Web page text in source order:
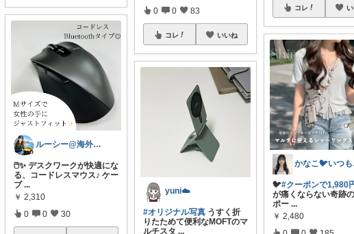
ルーシー@海外コスメとひとり暮らし
🖱️✨ デスクワークが快適にな
る、コードレスマウス♪ ケー
ブ ...
￥ 2,310
0 0 30
0 0 83
コレ いいね
yuni☁️
#オリジナル写真 うすく折
りたためて便利なMOFTのマ
ルチスタ ...
コレ
か
🐦#クーポンで1,980
が痛くならない奇跡
ポー ...
￥ 2,480